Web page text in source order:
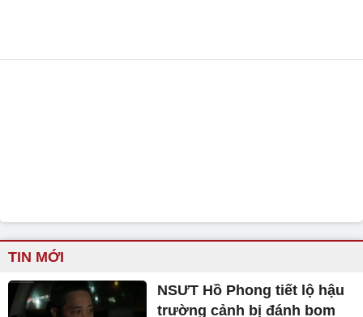
TIN MỚI
NSƯT Hồ Phong tiết lộ hậu
trường cảnh bị đánh bom